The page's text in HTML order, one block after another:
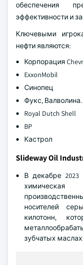
обеспечения
эффективности и
Ключевыми
нефти являются:
Корпорация
ExxonMobil
Синопец
Фукс, Валволина.
Royal Dutch Shell
BP
Кастрол
Slideway Oil
В декабре 2023
носителей
килотонн,
зубчатых